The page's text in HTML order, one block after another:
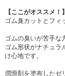
【ここがオススメ！】
ゴム臭カットとフィ
ゴムの臭いが苦手な
ゴム形状がナチュラ
け心地です。
潤滑剤を塗布したゼ